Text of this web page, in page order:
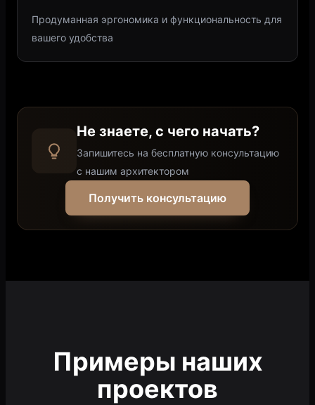
Продуманная эргономика и функциональность для
вашего удобства
Не знаете, с чего начать?
Запишитесь на бесплатную консультацию
с нашим архитектором
Получить консультацию
Примеры наших
проектов